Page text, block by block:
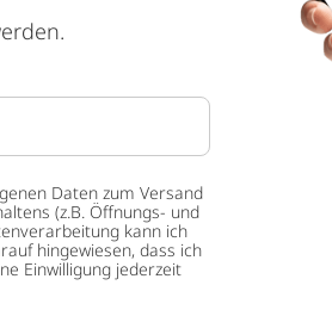
Daten zum Versand
(z.B. Öffnungs- und
kann ich
hingewiesen, dass ich
Einwilligung jederzeit